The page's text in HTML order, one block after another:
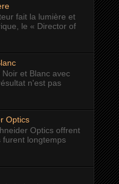
fait la lumière et
le « Director of
et Blanc avec
n'est pas
Optics
Optics offrent
furent longtemps